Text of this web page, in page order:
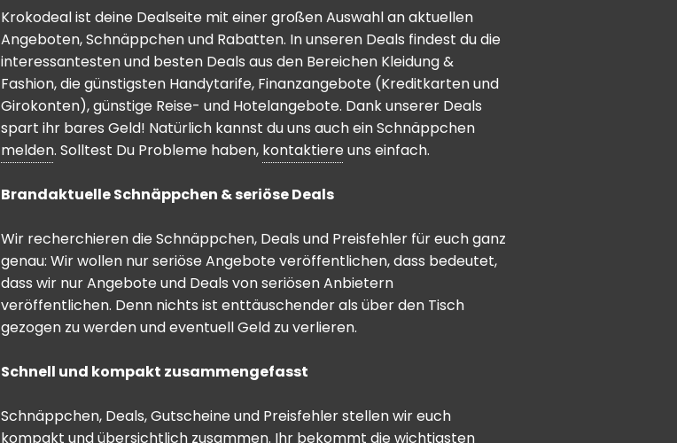
Krokodeal ist deine Dealseite mit einer großen Auswahl an aktuellen
Angeboten, Schnäppchen und Rabatten. In unseren Deals findest du die
interessantesten und besten Deals aus den Bereichen Kleidung &
Fashion, die günstigsten Handytarife, Finanzangebote (Kreditkarten und
Girokonten), günstige Reise- und Hotelangebote. Dank unserer Deals
spart ihr bares Geld! Natürlich kannst du uns auch ein Schnäppchen
melden. Solltest Du Probleme haben, kontaktiere uns einfach.
Brandaktuelle Schnäppchen & seriöse Deals
Wir recherchieren die Schnäppchen, Deals und Preisfehler für euch ganz
genau: Wir wollen nur seriöse Angebote veröffentlichen, dass bedeutet,
dass wir nur Angebote und Deals von seriösen Anbietern
veröffentlichen. Denn nichts ist enttäuschender als über den Tisch
gezogen zu werden und eventuell Geld zu verlieren.
Schnell und kompakt zusammengefasst
Schnäppchen, Deals, Gutscheine und Preisfehler stellen wir euch
kompakt und übersichtlich zusammen. Ihr bekommt die wichtigsten